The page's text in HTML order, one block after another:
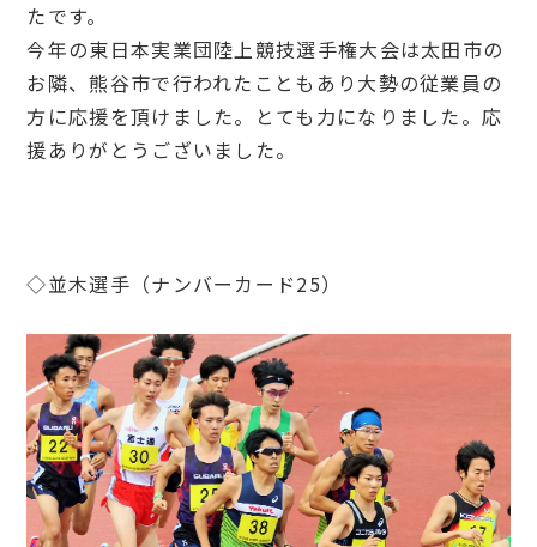
たです。
今年の東日本実業団陸上競技選手権大会は太田市の
お隣、熊谷市で行われたこともあり大勢の従業員の
方に応援を頂けました。とても力になりました。応
援ありがとうございました。
◇並木選手（ナンバーカード25）